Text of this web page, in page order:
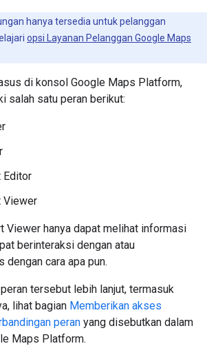
hanya tersedia untuk pelanggan
opsi Layanan Pelanggan Google Maps
di konsol Google Maps Platform,
salah satu peran berikut:
Editor
Viewer
Viewer hanya dapat melihat informasi
berinteraksi dengan atau
dengan cara apa pun.
tersebut lebih lanjut, termasuk
lihat bagian Memberikan akses
peran yang disebutkan dalam
Maps Platform.